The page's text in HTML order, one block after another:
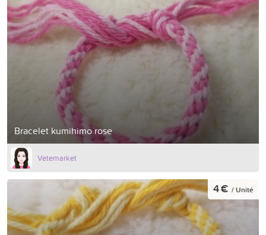
Bracelet kumihimo rose
Vetemarket
4 € / Unité